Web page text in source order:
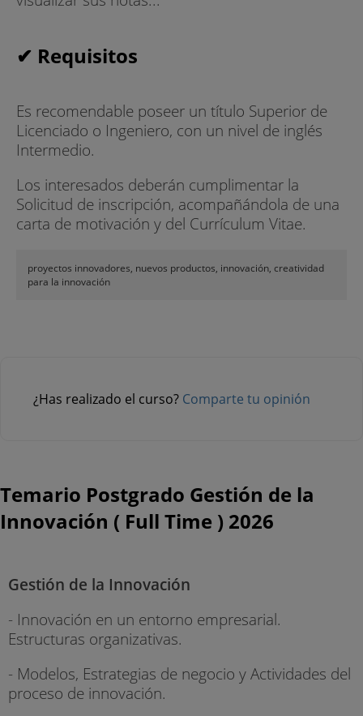
✔ Requisitos
Es recomendable poseer un título Superior de
Licenciado o Ingeniero, con un nivel de inglés
Intermedio.
Los interesados deberán cumplimentar la
Solicitud de inscripción, acompañándola de una
carta de motivación y del Currículum Vitae.
proyectos innovadores, nuevos productos, innovación, creatividad
para la innovación
¿Has realizado el curso? Comparte tu opinión
Temario Postgrado Gestión de la
Innovación ( Full Time ) 2026
Gestión de la Innovación
- Innovación en un entorno empresarial.
Estructuras organizativas.
- Modelos, Estrategias de negocio y Actividades del
proceso de innovación.